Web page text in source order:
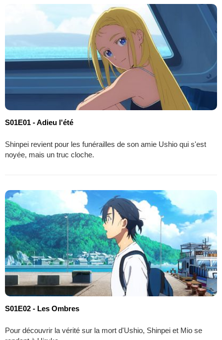
S01E01 - Adieu l'été
Shinpei revient pour les funérailles de son amie Ushio qui s'est
noyée, mais un truc cloche.
S01E02 - Les Ombres
Pour découvrir la vérité sur la mort d'Ushio, Shinpei et Mio se